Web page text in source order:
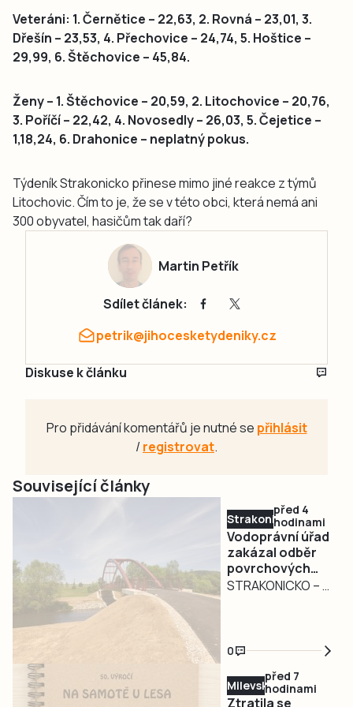
Veteráni: 1. Černětice – 22,63, 2. Rovná – 23,01, 3.
Dřešín – 23,53, 4. Přechovice – 24,74, 5. Hoštice –
29,99, 6. Štěchovice – 45,84.
Ženy – 1. Štěchovice – 20,59, 2. Litochovice – 20,76,
3. Poříčí – 22,42, 4. Novosedly – 26,03, 5. Čejetice –
1,18,24, 6. Drahonice – neplatný pokus.
Týdeník Strakonicko přinese mimo jiné reakce z týmů
Litochovic. Čím to je, že se v této obci, která nemá ani
300 obyvatel, hasičům tak daří?
Martin Petřík
Sdílet článek:
petrik@jihocesketydeniky.cz
Diskuse k článku
Pro přidávání komentářů je nutné se přihlásit
/registrovat.
Související články
Strakonicko
před 4
hodinami
Vodoprávní úřad
zakázal odběr
povrchových
vod na
STRAKONICKO – V
hydrologické
podmínky vydal
Městský úřad
Strakonice
0
Milevsko
před 7
hodinami
Ztratila se